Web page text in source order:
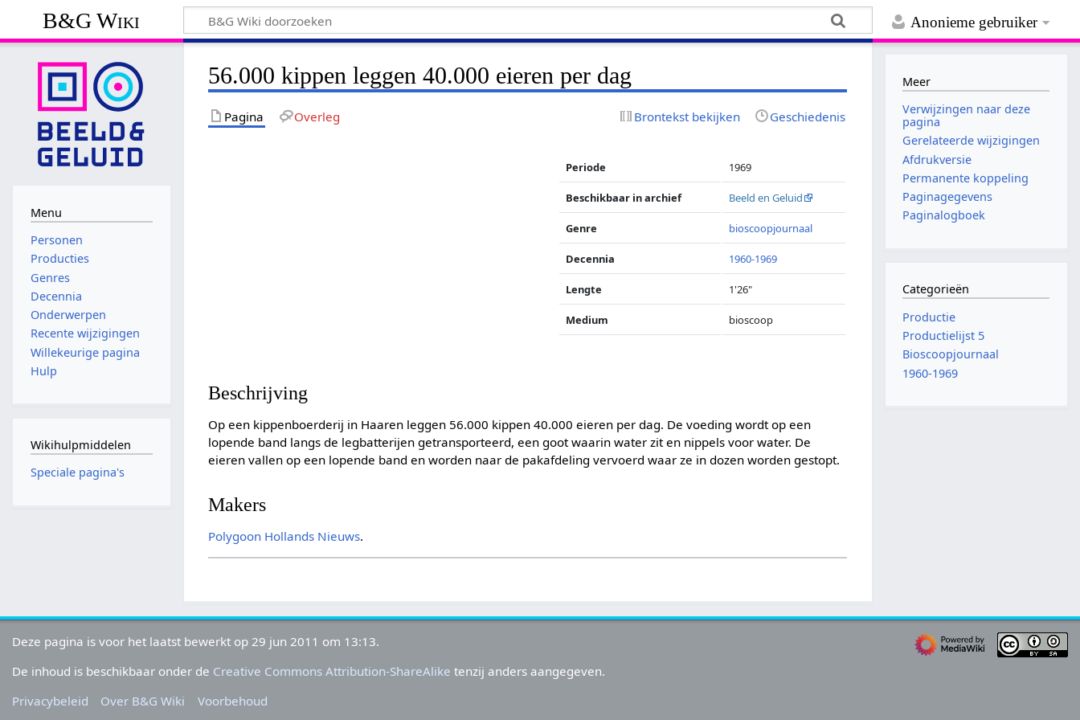
Anonieme gebruiker
B&G Wiki
56.000 kippen leggen 40.000 eieren per dag
Pagina Overleg Brontekst bekijken Geschiedenis
Periode 1969
Beschikbaar in archief Beeld en Geluid
Genre bioscoopjournaal
Decennia 1960-1969
Lengte 1'26"
Medium bioscoop
Beschrijving
Op een kippenboerderij in Haaren leggen 56.000 kippen 40.000 eieren per dag. De voeding wordt op een
lopende band langs de legbatterijen getransporteerd, een goot waarin water zit en nippels voor water. De
eieren vallen op een lopende band en worden naar de pakafdeling vervoerd waar ze in dozen worden gestopt.
Makers
Polygoon Hollands Nieuws.
Menu
Personen
Producties
Genres
Decennia
Onderwerpen
Recente wijzigingen
Willekeurige pagina
Hulp
Wikihulpmiddelen
Speciale pagina's
Meer
Verwijzingen naar deze
pagina
Gerelateerde wijzigingen
Afdrukversie
Permanente koppeling
Paginagegevens
Paginalogboek
Categorieën
Productie
Productielijst 5
Bioscoopjournaal
1960-1969
Deze pagina is voor het laatst bewerkt op 29 jun 2011 om 13:13.
De inhoud is beschikbaar onder de Creative Commons Attribution-ShareAlike tenzij anders aangegeven.
Privacybeleid
Over B&G Wiki Voorbehoud